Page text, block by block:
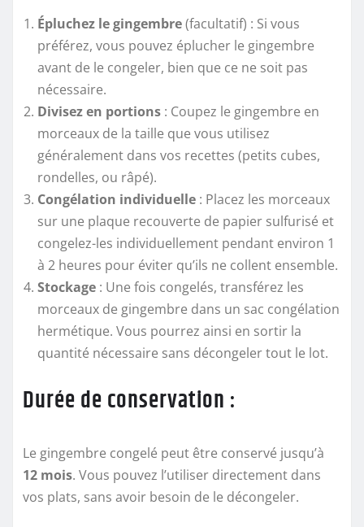
Épluchez le gingembre(facultatif) : Si vous
préférez, vous pouvez éplucher le gingembre
avant de le congeler, bien que ce ne soit pas
nécessaire.
Divisez en portions : Coupez le gingembre en
morceaux de la taille que vous utilisez
généralement dans vos recettes (petits cubes,
rondelles, ou râpé).
Congélation individuelle : Placez les morceaux
sur une plaque recouverte de papier sulfurisé et
congelez-les individuellement pendant environ 1
à 2 heures pour éviter qu’ils ne collent ensemble.
Stockage : Une fois congelés, transférez les
morceaux de gingembre dans un sac congélation
hermétique. Vous pourrez ainsi en sortir la
quantité nécessaire sans décongeler tout le lot.
Durée de conservation :
Le gingembre congelé peut être conservé jusqu’à
12 mois. Vous pouvez l’utiliser directement dans
vos plats, sans avoir besoin de le décongeler.